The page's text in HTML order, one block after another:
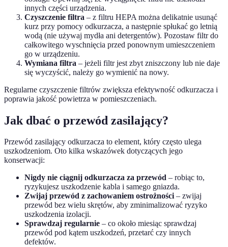
innych części urządzenia.
Czyszczenie filtra – z filtru HEPA można delikatnie usunąć
kurz przy pomocy odkurzacza, a następnie spłukać go letnią
wodą (nie używaj mydła ani detergentów). Pozostaw filtr do
całkowitego wyschnięcia przed ponownym umieszczeniem
go w urządzeniu.
Wymiana filtra – jeżeli filtr jest zbyt zniszczony lub nie daje
się wyczyścić, należy go wymienić na nowy.
Regularne czyszczenie filtrów zwiększa efektywność odkurzacza i
poprawia jakość powietrza w pomieszczeniach.
Jak dbać o przewód zasilający?
Przewód zasilający odkurzacza to element, który często ulega
uszkodzeniom. Oto kilka wskazówek dotyczących jego
konserwacji:
Nigdy nie ciągnij odkurzacza za przewód – robiąc to,
ryzykujesz uszkodzenie kabla i samego gniazda.
Zwijaj przewód z zachowaniem ostrożności– zwijaj
przewód bez wielu skrętów, aby zminimalizować ryzyko
uszkodzenia izolacji.
Sprawdzaj regularnie – co około miesiąc sprawdzaj
przewód pod kątem uszkodzeń, przetarć czy innych
defektów.